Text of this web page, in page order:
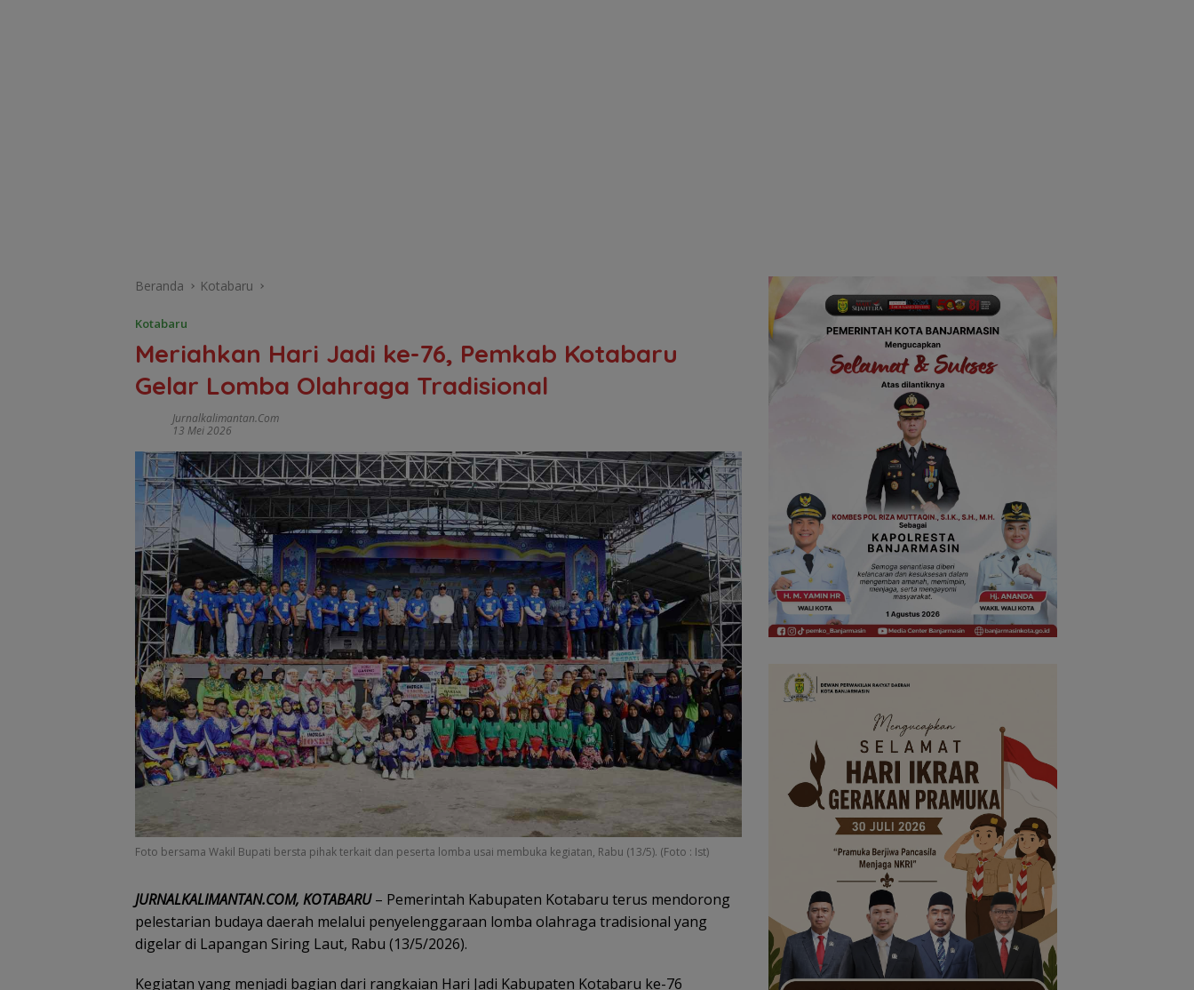
Beranda Kotabaru
Kotabaru
Meriahkan Hari Jadi ke-76, Pemkab Kotabaru
Gelar Lomba Olahraga Tradisional
Jurnalkalimantan.com
13 Mei 2026
Foto bersama Wakil Bupati bersta pihak terkait dan peserta lomba usai membuka kegiatan, Rabu (13/5). (Foto : Ist)
JURNALKALIMANTAN.COM, KOTABARU– Pemerintah Kabupaten Kotabaru terus mendorong
pelestarian budaya daerah melalui penyelenggaraan lomba olahraga tradisional yang
digelar di Lapangan Siring Laut, Rabu (13/5/2026).
Kegiatan yang menjadi bagian dari rangkaian Hari Jadi Kabupaten Kotabaru ke-76